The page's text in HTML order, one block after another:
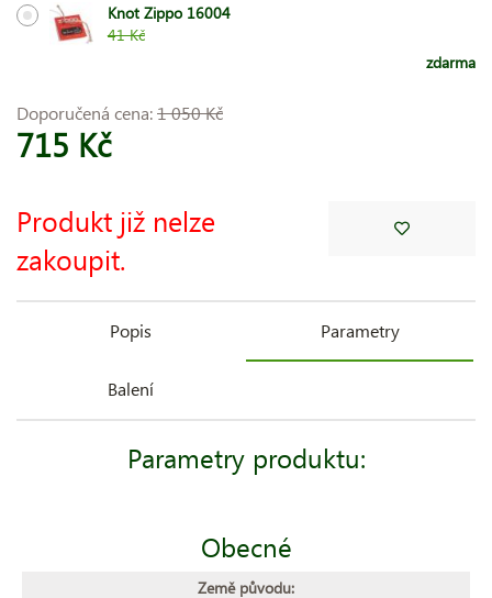
Knot Zippo 16004
41 Kč
zdarma
Doporučená cena:1 050 Kč
715 Kč
Produkt již nelze
zakoupit.
Popis Parametry
Balení
Parametry produktu:
Obecné
Země původu: